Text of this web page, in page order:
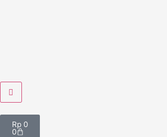
Rp 0
0